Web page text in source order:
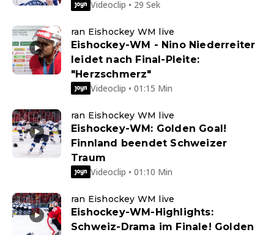
Videoclip • 29 Sek
ran Eishockey WM live
Eishockey-WM - Nino Niederreiter
leidet nach Final-Pleite:
"Herzschmerz"
Videoclip • 01:15 Min
ran Eishockey WM live
Eishockey-WM: Golden Goal!
Finnland beendet Schweizer
Traum
Videoclip • 01:10 Min
ran Eishockey WM live
Eishockey-WM-Highlights:
Schweiz-Drama im Finale! Golden